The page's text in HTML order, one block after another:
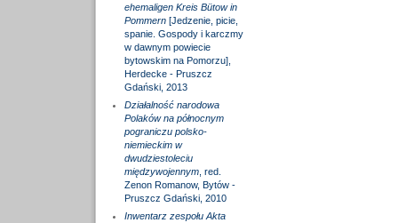
ehemaligen Kreis Bütow in
Pommern[Jedzenie, picie,
spanie. Gospody i karczmy
w dawnym powiecie
bytowskim na Pomorzu],
Herdecke - Pruszcz
Gdański, 2013
Działalność narodowa
Polaków na północnym
pograniczu polsko-
niemieckim w
dwudziestoleciu
międzywojennym, red.
Zenon Romanow, Bytów -
Pruszcz Gdański, 2010
Inwentarz zespołu Akta